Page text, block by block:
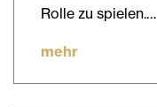
Rolle zu spielen.…
mehr